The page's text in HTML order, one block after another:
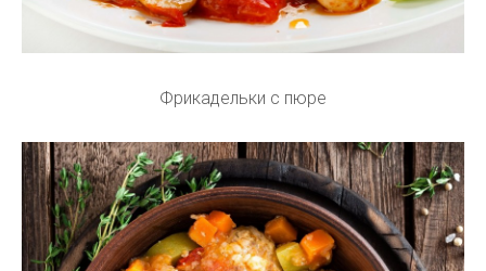
Фрикадельки с пюре